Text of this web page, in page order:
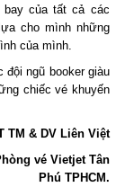
bay của tất cả các
cho mình những
của mình.
đội ngũ booker giàu
chiếc vé khuyến
TM & DV Liên Việt
vé Vietjet Tân
Phú TPHCM.